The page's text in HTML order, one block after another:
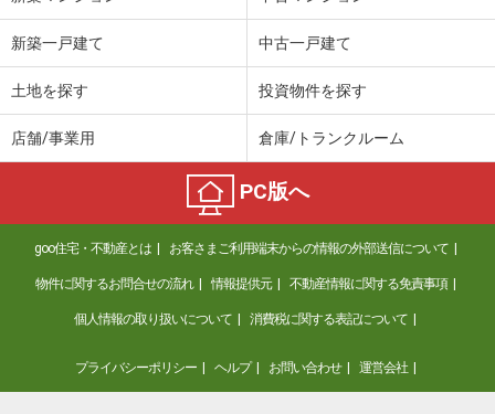
新築一戸建て 中古一戸建て
土地を探す 投資物件を探す
店舗/事業用 倉庫/トランクルーム
PC版へ
goo住宅・不動産とは お客さまご利用端末からの情報の外部送信について
物件に関するお問合せの流れ 情報提供元 不動産情報に関する免責事項
個人情報の取り扱いについて 消費税に関する表記について
プライバシーポリシー ヘルプ お問い合わせ 運営会社